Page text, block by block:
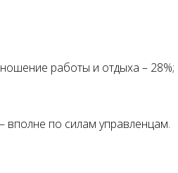
работы и отдыха – 28%;
вполне по силам управленцам.